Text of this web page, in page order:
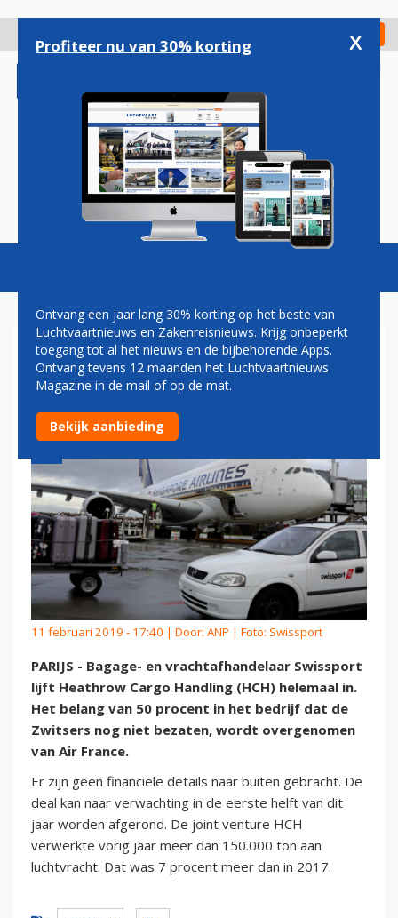
gaan
Check in
Magazine Podcasts Vacatures
SWISSPORT LIJFT HCH
HELEMAAL IN
11 februari 2019 - 17:40 | Door: ANP | Foto: Swissport
PARIJS - Bagage- en vrachtafhandelaar Swissport
lijft Heathrow Cargo Handling (HCH) helemaal in.
Het belang van 50 procent in het bedrijf dat de
Zwitsers nog niet bezaten, wordt overgenomen
van Air France.
Er zijn geen financiële details naar buiten gebracht. De
deal kan naar verwachting in de eerste helft van dit
jaar worden afgerond. De joint venture HCH
verwerkte vorig jaar meer dan 150.000 ton aan
luchtvracht. Dat was 7 procent meer dan in 2017.
Profiteer nu van 30% korting x
Ontvang een jaar lang 30% korting op het beste van
Luchtvaartnieuws en Zakenreisnieuws. Krijg onbeperkt
toegang tot al het nieuws en de bijbehorende Apps.
Ontvang tevens 12 maanden het Luchtvaartnieuws
Magazine in de mail of op de mat.
Bekijk aanbieding